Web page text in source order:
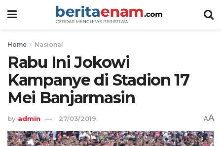
Home Nasional
Rabu Ini Jokowi
Kampanye di Stadion 17
Mei Banjarmasin
by admin 27/03/2019 AA